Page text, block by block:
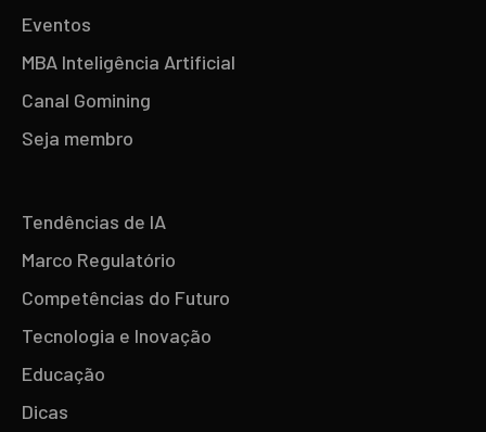
Eventos
MBA Inteligência Artificial
Canal Gomining
Seja membro
Tendências de IA
Marco Regulatório
Competências do Futuro
Tecnologia e Inovação
Educação
Dicas